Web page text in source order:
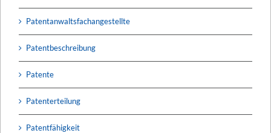
Patentanwaltsfachangestellte
Patentbeschreibung
Patente
Patenterteilung
Patentfähigkeit